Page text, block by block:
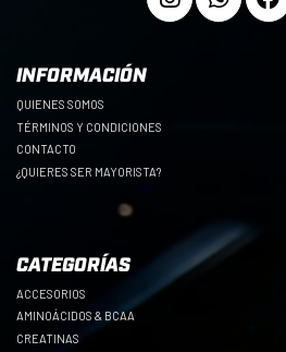
INFORMACIÓN
QUIENES SOMOS
TÉRMINOS Y CONDICIONES
CONTACTO
¿QUIERES SER MAYORISTA?
CATEGORÍAS
ACCESORIOS
AMINOÁCIDOS & BCAA
CREATINAS